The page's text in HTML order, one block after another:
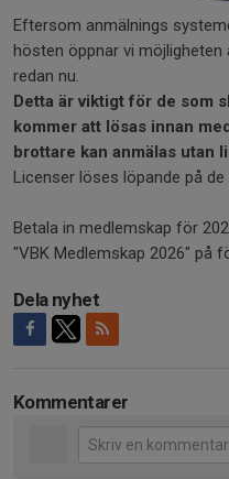
Eftersom anmälnings
hösten öppnar vi
redan nu.
Detta är viktigt för de som
kommer att lösas innan
brottare kan anmälas utan
Licenser löses löpande på
Betala in medlemskap för
"VBK Medlemskap 2026" på
Dela nyhet
Kommentarer